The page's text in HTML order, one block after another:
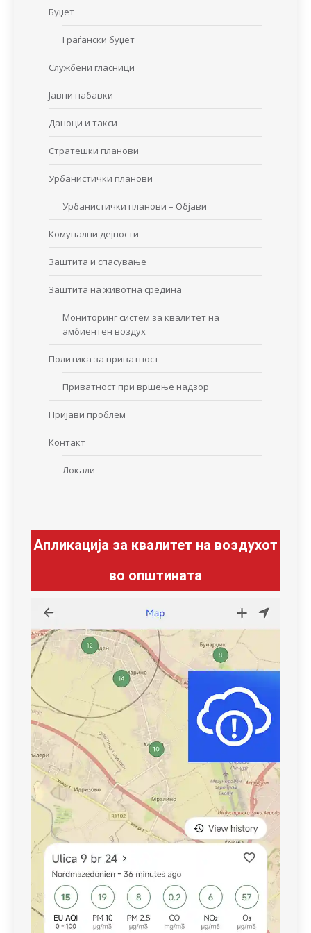
Буџет
Граѓански буџет
Службени гласници
Јавни набавки
Даноци и такси
Стратешки планови
Урбанистички планови
Урбанистички планови – Објави
Комунални дејности
Заштита и спасување
Заштита на животна средина
Мониторинг систем за квалитет на
амбиентен воздух
Политика за приватност
Приватност при вршење надзор
Пријави проблем
Контакт
Локали
Апликација за квалитет на воздухот
во општината